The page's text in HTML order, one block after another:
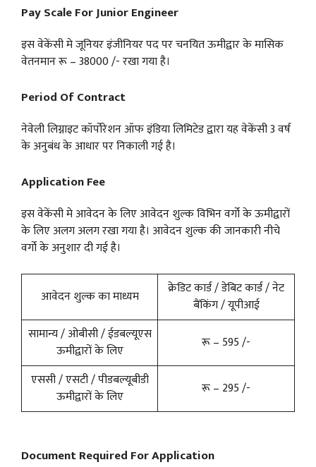
Pay Scale For Junior Engineer
इस वेकेंसी मे जूनियर इंजीनियर पद पर चनयित ऊमीद्वार के मासिक
वेतनमान रू – 38000 /- रखा गया है।
Period Of Contract
नेवेली लिग्नाइट कॉर्पोरेशन ऑफ इंडिया लिमिटेड द्वारा यह वेकेंसी 3 वर्ष
के अनुबंध के आधार पर निकाली गई है।
Application Fee
इस वेकेंसी मे आवेदन के लिए आवेदन शुल्क विभिन वर्गो के ऊमीद्वारों
के लिए अलग अलग रखा गया है। आवेदन शुल्क की जानकारी नीचे
वर्गो के अनुशार दी गई है।
आवेदन शुल्क का माध्यम
क्रेडिट कार्ड / डेबिट कार्ड / नेट
बैंकिंग / यूपीआई
सामान्य / ओबीसी / ईडबल्यूएस
ऊमीद्वारों के लिए
रू – 595 /-
एससी / एसटी / पीडबल्यूबीडी
ऊमीद्वारों के लिए
रू – 295 /-
Document Required For Application